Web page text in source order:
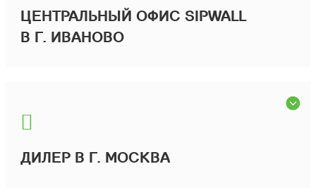
ЦЕНТРАЛЬНЫЙ ОФИС SIPWALL
В Г. ИВАНОВО
ДИЛЕР В Г. МОСКВА